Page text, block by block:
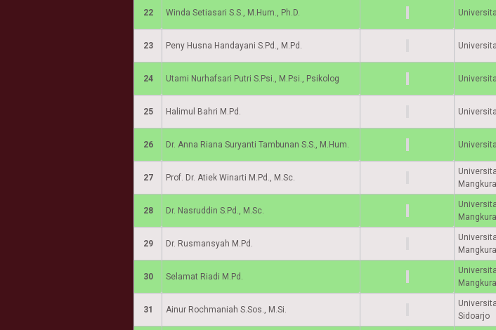
22 Winda Setiasari S.S., M.Hum., Ph.D.
23 Peny Husna Handayani S.Pd., M.Pd.
24 Utami Nurhafsari Putri S.Psi., M.Psi., Psikolog
25 Halimul Bahri M.Pd.
26 Dr. Anna Riana Suryanti Tambunan S.S., M.Hum.
27 Prof. Dr. Atiek Winarti M.Pd., M.Sc.
28 Dr. Nasruddin S.Pd., M.Sc.
29 Dr. Rusmansyah M.Pd.
30 Selamat Riadi M.Pd.
31 Ainur Rochmaniah S.Sos., M.Si.
Sidoarjo